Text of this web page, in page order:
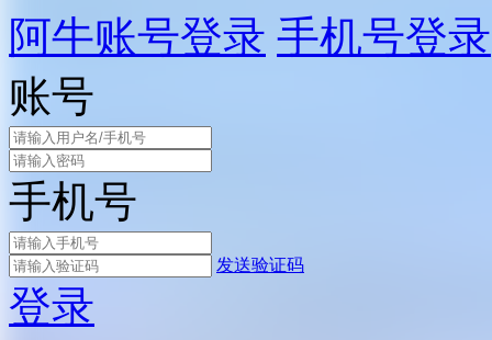
阿牛账号登录 手机号登录
账号
手机号
发送验证码
登录